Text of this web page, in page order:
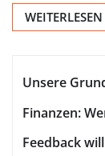
WEITERLESEN
Unsere
Finanzen:
Feedback